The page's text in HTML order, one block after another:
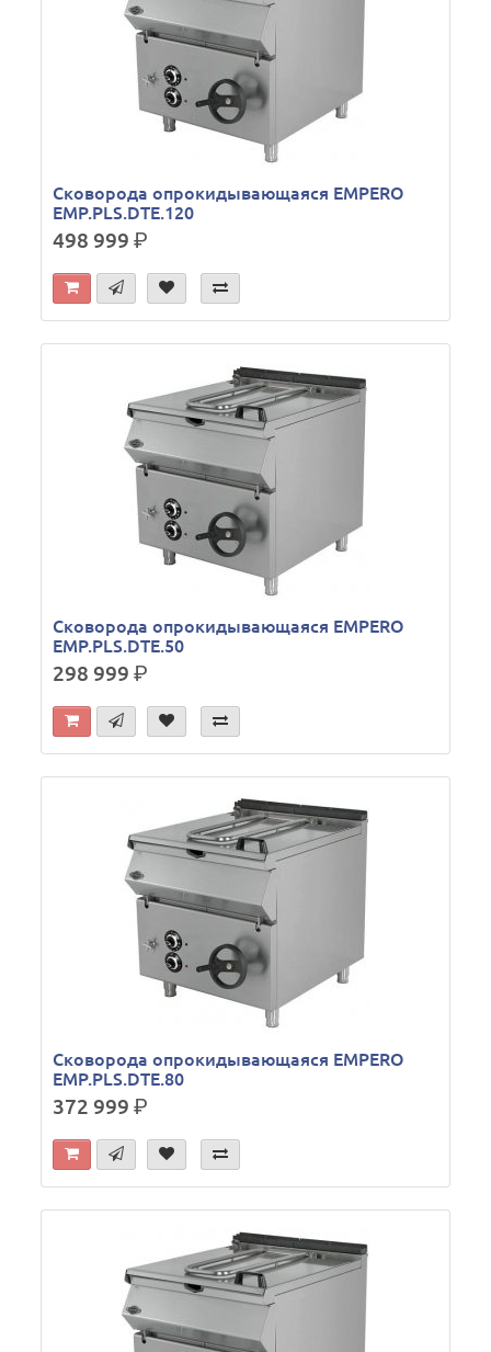
Сковорода опрокидывающаяся EMPERO
EMP.PLS.DTE.120
498 999р.
Сковорода опрокидывающаяся EMPERO
EMP.PLS.DTE.50
298 999р.
Сковорода опрокидывающаяся EMPERO
EMP.PLS.DTE.80
372 999р.